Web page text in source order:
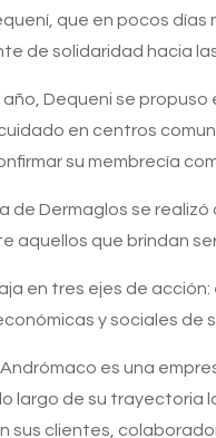
que en pocos días
de solidaridad hacia
Dequeni se propuso
en centros
su membrecía
de Dermaglos se
aquellos que brindan
en tres ejes de
y sociales de
es una
largo de su trayectoria
sus clientes,